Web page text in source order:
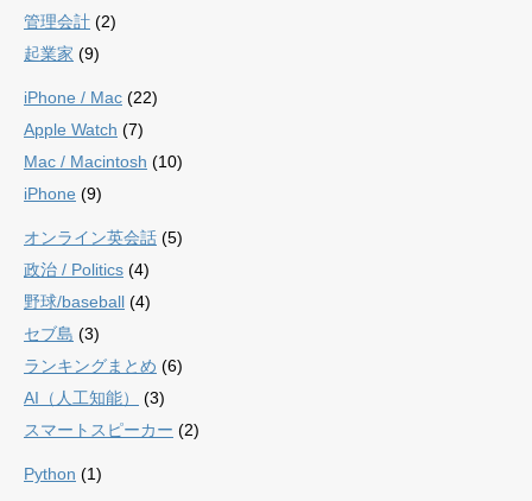
管理会計 (2)
起業家 (9)
iPhone / Mac (22)
Apple Watch (7)
Mac / Macintosh (10)
iPhone (9)
オンライン英会話 (5)
政治 / Politics (4)
野球/baseball (4)
セブ島 (3)
ランキングまとめ (6)
AI（人工知能）
(3)
スマートスピーカー (2)
Python (1)